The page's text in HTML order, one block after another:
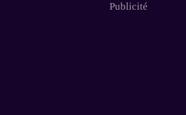
Publicité